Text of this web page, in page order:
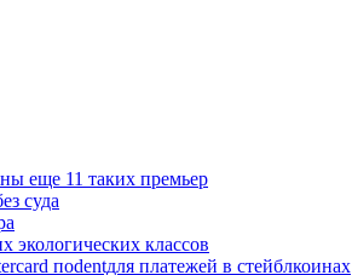
еще 11 таких премьер
суда
экологических классов
поdentдля платежей в стейблкоинах